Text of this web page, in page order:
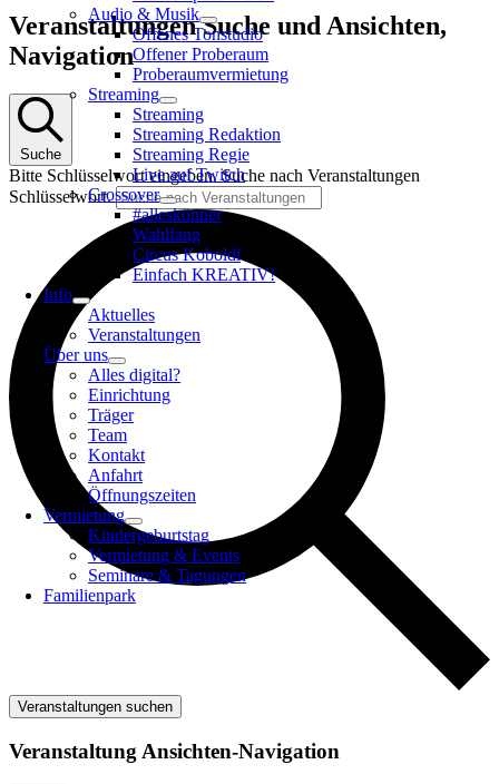
Audio & Musik
Offenes Tonstudio
Offener Proberaum
Proberaumvermietung
Streaming
Streaming
Streaming Redaktion
Streaming Regie
Live auf Twitch
Crossover
#alleskönner
Wahlfang
Circus Koboldi
Einfach KREATIV!
Info
Aktuelles
Veranstaltungen
Über uns
Alles digital?
Einrichtung
Träger
Team
Kontakt
Anfahrt
Öffnungszeiten
Vermietung
Kindergeburtstag
Vermietung & Events
Seminare & Tagungen
Familienpark
Veranstaltungen
Veranstaltungen Suche und Ansichten,
Navigation
Suche
Bitte Schlüsselwort eingeben. Suche nach Veranstaltungen
Schlüsselwort.
Veranstaltungen suchen
Veranstaltung Ansichten-Navigation